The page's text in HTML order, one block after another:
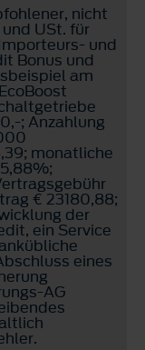
nicht
USt. für
und
Bonus und
am
; Anzahlung
monatliche
€ 23180,88;
der
ein Service
eines
AG